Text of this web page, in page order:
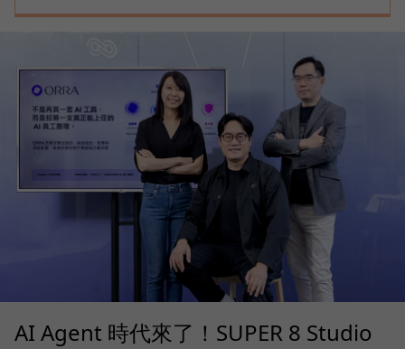
AI Agent 時代來了！SUPER 8 Studio